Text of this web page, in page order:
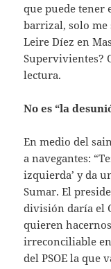
que puede tener
barrizal, solo me
Leire Díez en
Supervivientes?
lectura.
No es “la
En medio del
a navegantes:
izquierda’ y da
Sumar. El
división daría el
quieren
irreconciliable
del PSOE la que